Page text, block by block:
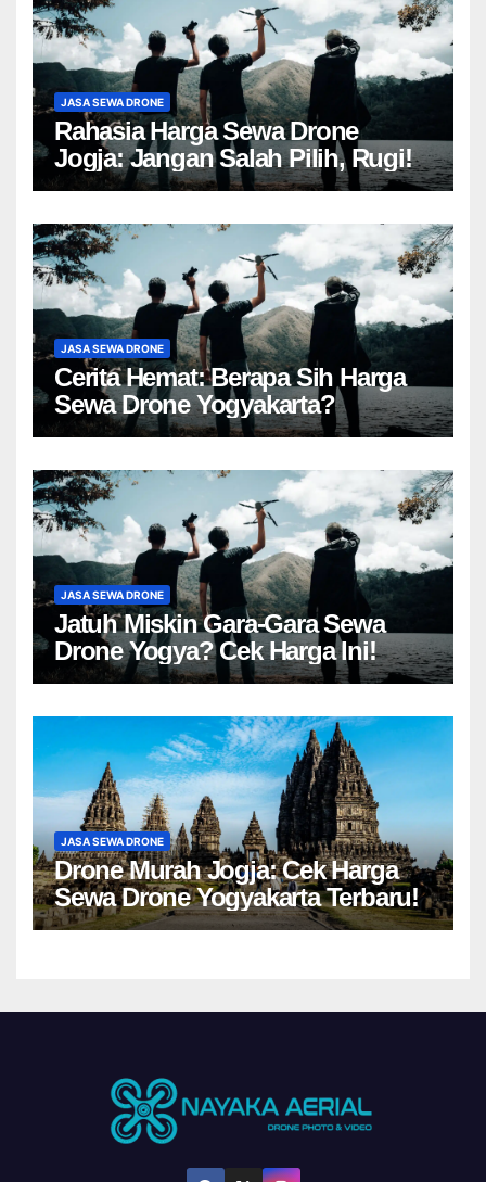
JASA SEWA DRONE
Rahasia Harga Sewa Drone
Jogja: Jangan Salah Pilih, Rugi!
JASA SEWA DRONE
Cerita Hemat: Berapa Sih Harga
Sewa Drone Yogyakarta?
JASA SEWA DRONE
Jatuh Miskin Gara-Gara Sewa
Drone Yogya? Cek Harga Ini!
JASA SEWA DRONE
Drone Murah Jogja: Cek Harga
Sewa Drone Yogyakarta Terbaru!